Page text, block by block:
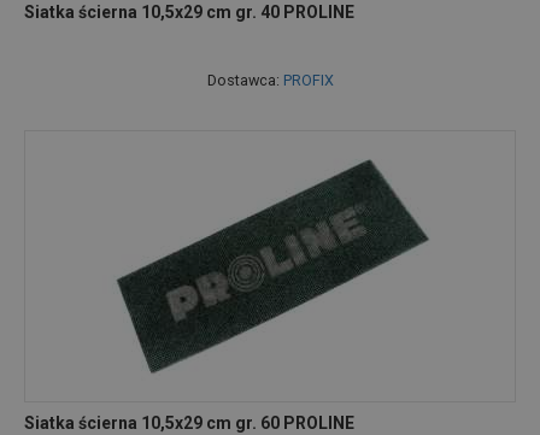
Siatka ścierna 10,5x29 cm gr. 40 PROLINE
Dostawca: PROFIX
Siatka ścierna 10,5x29 cm gr. 60 PROLINE